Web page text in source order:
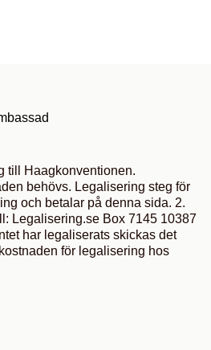
till Haagkonventionen.
behövs. Legalisering steg för
och betalar på denna sida. 2.
Legalisering.se Box 7145 10387
har legaliserats skickas det
för legalisering hos